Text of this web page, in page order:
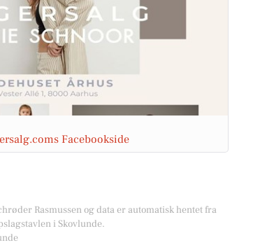
Facebookside
Rasmussen og data er automatisk hentet fra
i Skovlunde.